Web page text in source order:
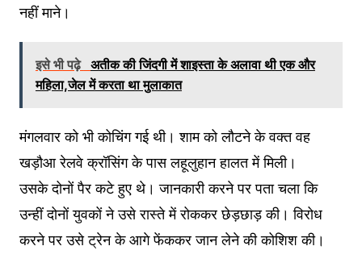
नहीं माने।
इसे भी पढ़े अतीक की जिंदगी में शाइस्ता के अलावा थी एक और
महिला,जेल में करता था मुलाकात
मंगलवार को भी कोचिंग गई थी। शाम को लौटने के वक्त वह
खड़ौआ रेलवे क्रॉसिंग के पास लहूलुहान हालत में मिली।
उसके दोनों पैर कटे हुए थे। जानकारी करने पर पता चला कि
उन्हीं दोनों युवकों ने उसे रास्ते में रोककर छेड़छाड़ की। विरोध
करने पर उसे ट्रेन के आगे फेंककर जान लेने की कोशिश की।